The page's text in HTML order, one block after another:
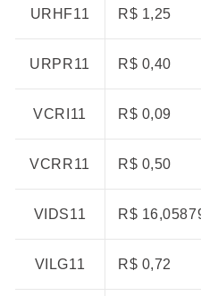
URHF11 R$ 1,25
URPR11 R$ 0,40
VCRI11 R$ 0,09
VCRR11 R$ 0,50
VIDS11 R$
VILG11 R$ 0,72